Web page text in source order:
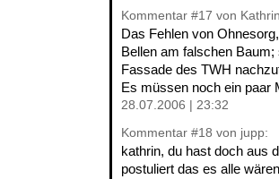
Kommentar #17 von
Das Fehlen von
Bellen am falschen
Fassade des TWH
Es müssen noch ein paar
28.07.2006 | 23:32
Kommentar #18 von jupp:
kathrin, du hast doch aus
postuliert das es alle